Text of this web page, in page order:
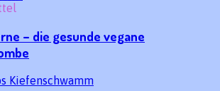
– die gesunde vegane